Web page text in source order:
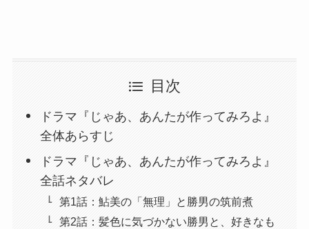
目次
ドラマ『じゃあ、あんたが作ってみろよ』
全体あらすじ
ドラマ『じゃあ、あんたが作ってみろよ』
全話ネタバレ
第1話：鮎美の「無理」と勝男の筑前煮
第2話：髪色に気づかない勝男と、好きなも